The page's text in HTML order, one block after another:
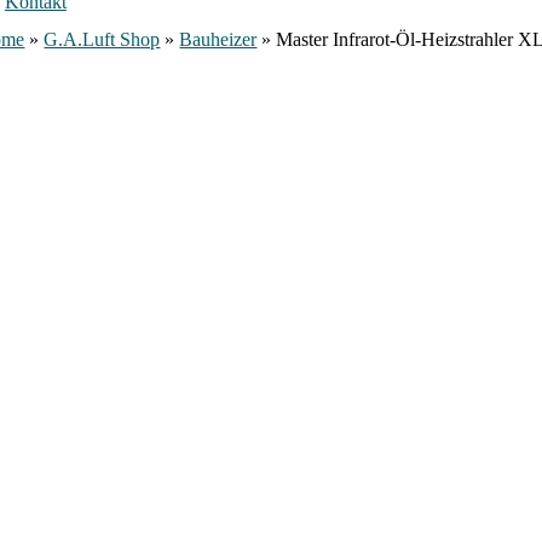
»G.A.Luft Shop »Bauheizer»Master Infrarot-Öl-Heizstrahler